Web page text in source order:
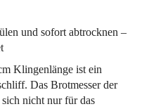
und sofort abtrocknen –
Klingenlänge ist ein
Das Brotmesser der
nicht nur für das